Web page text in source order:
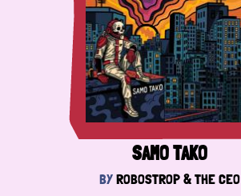
SAMO TAKO
BYROBOSTROP & THE CEO